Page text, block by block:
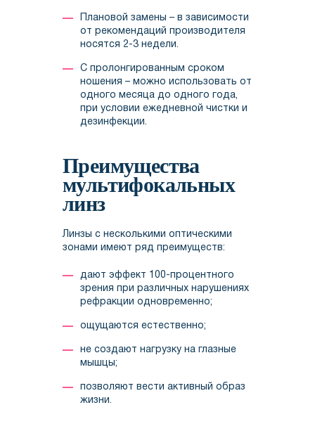
Плановой замены – в зависимости
от рекомендаций производителя
носятся 2-3 недели.
С пролонгированным сроком
ношения – можно использовать от
одного месяца до одного года,
при условии ежедневной чистки и
дезинфекции.
Преимущества
мультифокальных
линз
Линзы с несколькими оптическими
зонами имеют ряд преимуществ:
дают эффект 100-процентного
зрения при различных нарушениях
рефракции одновременно;
ощущаются естественно;
не создают нагрузку на глазные
мышцы;
позволяют вести активный образ
жизни.